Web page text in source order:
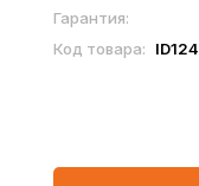
Гарантия:
Код товара: